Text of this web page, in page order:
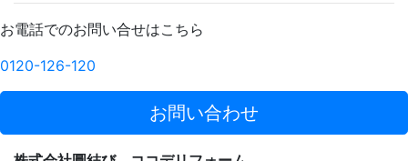
お電話でのお問い合せはこちら
0120-126-120
お問い合わせ